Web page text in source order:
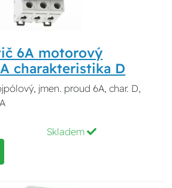
6A motorový
charakteristika D
jmen. proud 6A, char. D,
Skladem